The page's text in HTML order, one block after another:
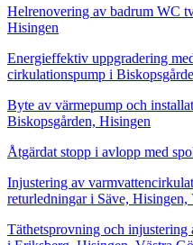
Helrenovering av badrum WC
Hisingen
Energieffektiv uppgradering
cirkulationspump i
Byte av värmepump och
Biskopsgården, Hisingen
Åtgärdat stopp i avlopp med
Injustering av
returledningar i Säve, Hisingen,
Täthetsprovning och